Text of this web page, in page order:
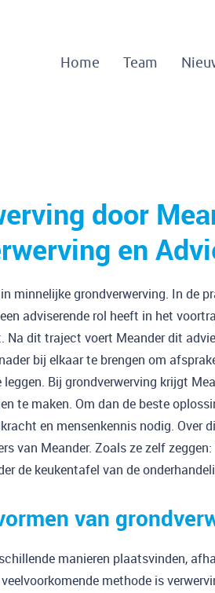
Home Team
door
en
minnelijke grondverwerving. In de
adviserende rol heeft in het
Na dit traject voert Meander dit
bij elkaar te brengen om
Bij grondverwerving krijgt
te maken. Om dan de beste
en mensenkennis nodig. Over
van Meander. Zoals ze zelf zeggen:
de keukentafel van de
van
manieren plaatsvinden,
methode is